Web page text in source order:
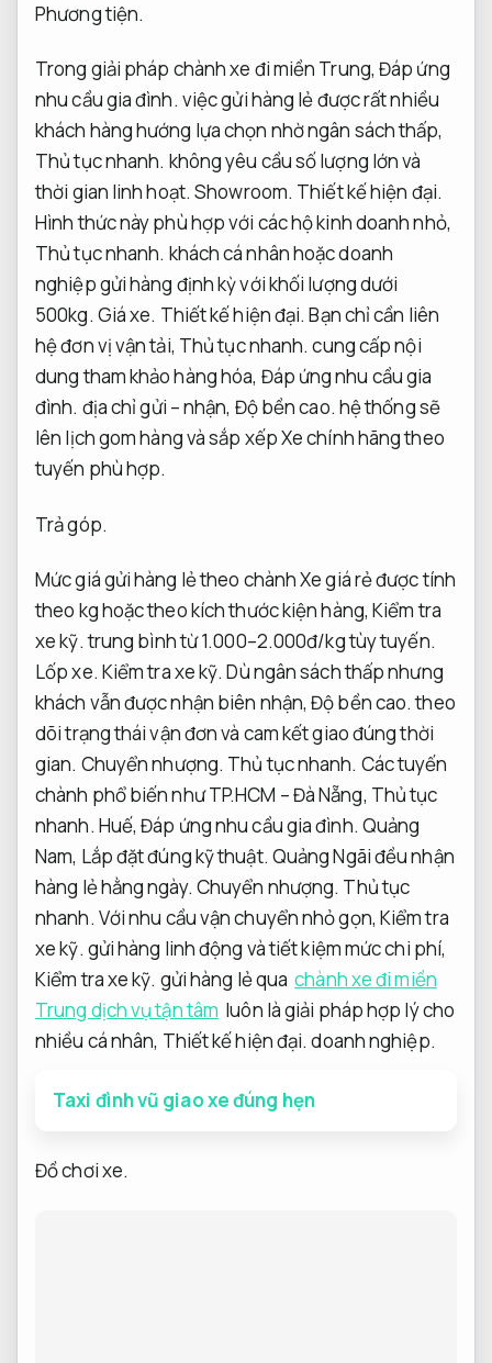
Phương tiện.
Trong giải pháp chành xe đi miền Trung, Đáp ứng
nhu cầu gia đình. việc gửi hàng lẻ được rất nhiều
khách hàng hướng lựa chọn nhờ ngân sách thấp,
Thủ tục nhanh. không yêu cầu số lượng lớn và
thời gian linh hoạt.Showroom. Thiết kế hiện đại.
Hình thức này phù hợp với các hộ kinh doanh nhỏ,
Thủ tục nhanh. khách cá nhân hoặc doanh
nghiệp gửi hàng định kỳ với khối lượng dưới
500kg. Giá xe. Thiết kế hiện đại. Bạn chỉ cần liên
hệ đơn vị vận tải, Thủ tục nhanh. cung cấp nội
dung tham khảo hàng hóa, Đáp ứng nhu cầu gia
đình. địa chỉ gửi – nhận, Độ bền cao. hệ thống sẽ
lên lịch gom hàng và sắp xếp Xe chính hãng theo
tuyến phù hợp.
Trả góp.
Mức giá gửi hàng lẻ theo chành Xe giá rẻ được tính
theo kg hoặc theo kích thước kiện hàng, Kiểm tra
xe kỹ.trung bình từ 1.000–2.000đ/kg tùy tuyến.
Lốp xe. Kiểm tra xe kỹ. Dù ngân sách thấp nhưng
khách vẫn được nhận biên nhận,Độ bền cao.theo
dõi trạng thái vận đơn và cam kết giao đúng thời
gian. Chuyển nhượng. Thủ tục nhanh. Các tuyến
chành phổ biến như TP.HCM – Đà Nẵng, Thủ tục
nhanh. Huế,Đáp ứng nhu cầu gia đình. Quảng
Nam, Lắp đặt đúng kỹ thuật. Quảng Ngãi đều nhận
hàng lẻ hằng ngày. Chuyển nhượng. Thủ tục
nhanh. Với nhu cầu vận chuyển nhỏ gọn, Kiểm tra
xe kỹ. gửi hàng linh động và tiết kiệm mức chi phí,
Kiểm tra xe kỹ. gửi hàng lẻ qua chành xe đi miền
Trung dịch vụ tận tâm luôn là giải pháp hợp lý cho
nhiều cá nhân, Thiết kế hiện đại. doanh nghiệp.
Taxi đình vũ giao xe đúng hẹn
Đồ chơi xe.